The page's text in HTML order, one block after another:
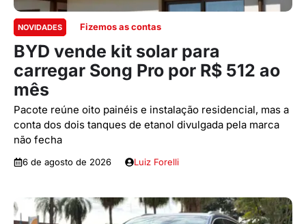
NOVIDADES Fizemos as contas
BYD vende kit solar para
carregar Song Pro por R$ 512 ao
mês
Pacote reúne oito painéis e instalação residencial, mas a
conta dos dois tanques de etanol divulgada pela marca
não fecha
6 de agosto de 2026 Luiz Forelli